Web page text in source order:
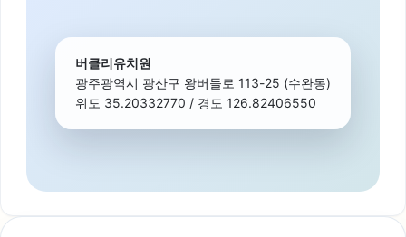
버클리유치원
광주광역시 광산구 왕버들로 113-25 (수완동)
위도 35.20332770 / 경도 126.82406550